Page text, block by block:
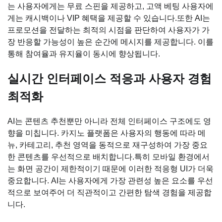
는 사용자에게는 무료 스핀을 제공하고, 고액 베팅 사용자에
게는 캐시백이나 VIP 혜택을 제공할 수 있습니다.또한 AI는
프로모션을 전달하는 최적의 시점을 판단하여 사용자가 가
장 반응할 가능성이 높은 순간에 메시지를 제공합니다. 이를
통해 참여율과 유지율이 동시에 향상됩니다.
실시간 인터페이스 적응과 사용자 경험
최적화
AI는 콘텐츠 추천뿐만 아니라 전체 인터페이스 구조에도 영
향을 미칩니다. 카지노 플랫폼은 사용자의 행동에 따라 메
뉴, 카테고리, 추천 영역을 동적으로 재구성하여 가장 중요
한 콘텐츠를 우선적으로 배치합니다.특히 모바일 환경에서
는 화면 공간이 제한적이기 때문에 이러한 적응형 UI가 더욱
중요합니다. AI는 사용자에게 가장 관련성 높은 요소를 우선
적으로 보여주어 더 직관적이고 간편한 탐색 경험을 제공합
니다.